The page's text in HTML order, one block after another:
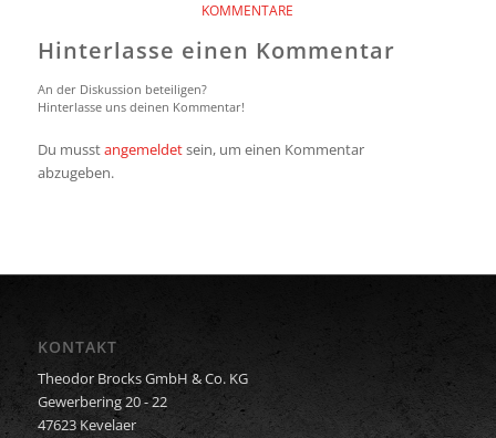
KOMMENTARE
Hinterlasse einen Kommentar
An der Diskussion beteiligen?
Hinterlasse uns deinen Kommentar!
Du musstangemeldetsein, um einen Kommentar
abzugeben.
KONTAKT
Theodor Brocks GmbH & Co. KG
Gewerbering 20 - 22
47623 Kevelaer